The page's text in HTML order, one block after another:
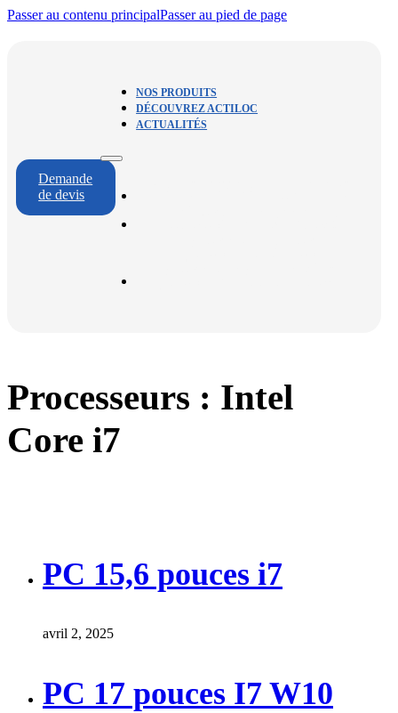
Passer au contenu principalPasser au pied de page
NOS PRODUITS
DÉCOUVREZ ACTILOC
ACTUALITÉS
Demande
de devis
Processeurs : Intel
Core i7
PC 15,6 pouces i7
avril 2, 2025
PC 17 pouces I7 W10